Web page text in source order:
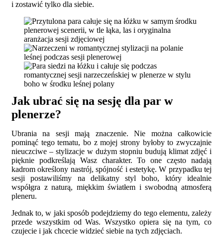
i zostawić tylko dla siebie.
Jak ubrać się na sesję dla par w
plenerze?
Ubrania na sesji mają znaczenie. Nie można całkowicie
pominąć tego tematu, bo z mojej strony byłoby to zwyczajnie
nieuczciwe – stylizacje w dużym stopniu budują klimat zdjęć i
pięknie podkreślają Wasz charakter. To one często nadają
kadrom określony nastrój, spójność i estetykę. W przypadku tej
sesji postawiliśmy na delikatny styl boho, który idealnie
współgra z naturą, miękkim światłem i swobodną atmosferą
pleneru.
Jednak to, w jaki sposób podejdziemy do tego elementu, zależy
przede wszystkim od Was. Wszystko opiera się na tym, co
czujecie i jak chcecie widzieć siebie na tych zdjęciach.